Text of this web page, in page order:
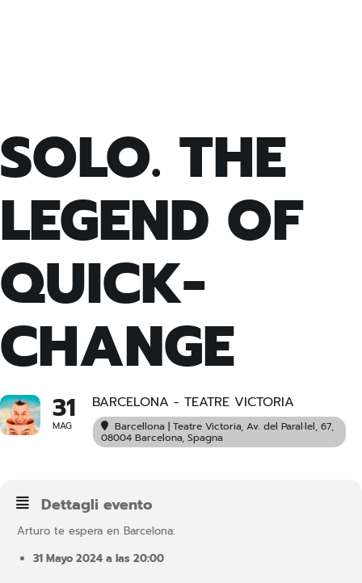
SOLO. THE
LEGEND OF
QUICK-
CHANGE
31
MAG
BARCELONA - TEATRE VICTORIA
Barcellona | Teatre Victoria, Av. del Paral·lel, 67,
08004 Barcelona, Spagna
Dettagli evento
Arturo te espera en Barcelona:
31 Mayo 2024 a las 20:00